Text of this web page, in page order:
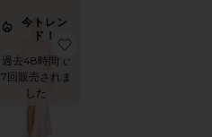
SLIP ドレス
に入りDARCY ドレス
今トレン
ド！
過去48時間で
7回販売されま
した